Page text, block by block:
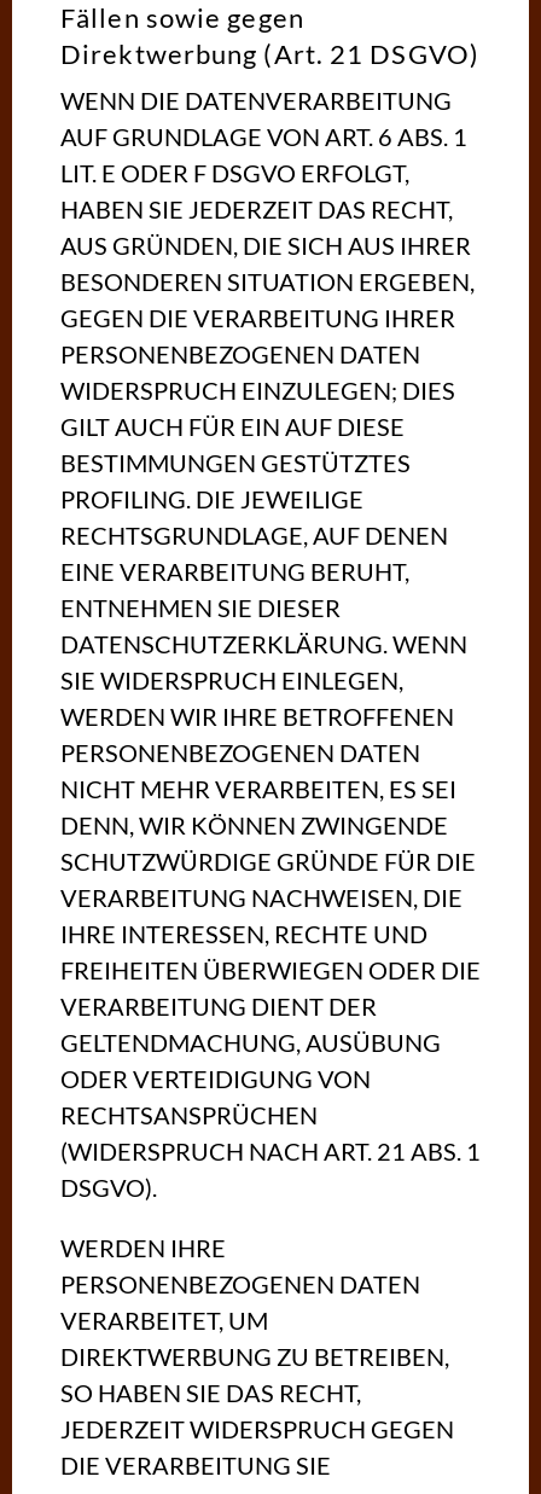
Fällen sowie gegen
Direktwerbung (Art. 21 DSGVO)
WENN DIE DATENVERARBEITUNG
AUF GRUNDLAGE VON ART. 6 ABS. 1
LIT. E ODER F DSGVO ERFOLGT,
HABEN SIE JEDERZEIT DAS RECHT,
AUS GRÜNDEN, DIE SICH AUS IHRER
BESONDEREN SITUATION ERGEBEN,
GEGEN DIE VERARBEITUNG IHRER
PERSONENBEZOGENEN DATEN
WIDERSPRUCH EINZULEGEN; DIES
GILT AUCH FÜR EIN AUF DIESE
BESTIMMUNGEN GESTÜTZTES
PROFILING. DIE JEWEILIGE
RECHTSGRUNDLAGE, AUF DENEN
EINE VERARBEITUNG BERUHT,
ENTNEHMEN SIE DIESER
DATENSCHUTZERKLÄRUNG. WENN
SIE WIDERSPRUCH EINLEGEN,
WERDEN WIR IHRE BETROFFENEN
PERSONENBEZOGENEN DATEN
NICHT MEHR VERARBEITEN, ES SEI
DENN, WIR KÖNNEN ZWINGENDE
SCHUTZWÜRDIGE GRÜNDE FÜR DIE
VERARBEITUNG NACHWEISEN, DIE
IHRE INTERESSEN, RECHTE UND
FREIHEITEN ÜBERWIEGEN ODER DIE
VERARBEITUNG DIENT DER
GELTENDMACHUNG, AUSÜBUNG
ODER VERTEIDIGUNG VON
RECHTSANSPRÜCHEN
(WIDERSPRUCH NACH ART. 21 ABS. 1
DSGVO).
WERDEN IHRE
PERSONENBEZOGENEN DATEN
VERARBEITET, UM
DIREKTWERBUNG ZU BETREIBEN,
SO HABEN SIE DAS RECHT,
JEDERZEIT WIDERSPRUCH GEGEN
DIE VERARBEITUNG SIE